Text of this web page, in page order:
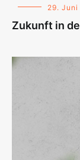
29. Juni
Zukunft in